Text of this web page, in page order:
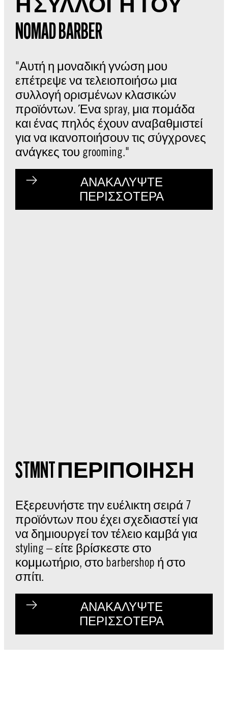
Η ΣΥΛΛΟΓΗ ΤΟΥ
NOMAD BARBER
"Αυτή η μοναδική γνώση μου
επέτρεψε να τελειοποιήσω μια
συλλογή ορισμένων κλασικών
προϊόντων. Ένα spray, μια πομάδα
και ένας πηλός έχουν αναβαθμιστεί
για να ικανοποιήσουν τις σύγχρονες
ανάγκες του grooming."
ΑΝΑΚΑΛΥΨΤΕ
ΠΕΡΙΣΣΟΤΕΡΑ
STMNT ΠΕΡΙΠΟΙΗΣΗ
Εξερευνήστε την ευέλικτη σειρά 7
προϊόντων που έχει σχεδιαστεί για
να δημιουργεί τον τέλειο καμβά για
styling – είτε βρίσκεστε στο
κομμωτήριο, στο barbershop ή στο
σπίτι.
ΑΝΑΚΑΛΥΨΤΕ
ΠΕΡΙΣΣΟΤΕΡΑ